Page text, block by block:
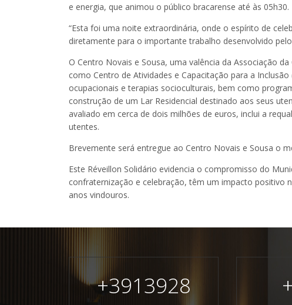
e energia, que animou o público bracarense até às 05h30.
“Esta foi uma noite extraordinária, onde o espírito de
diretamente para o importante trabalho desenvolvido
O Centro Novais e Sousa, uma valência da Associação
como Centro de Atividades e Capacitação para a
ocupacionais e terapias socioculturais, bem como
construção de um Lar Residencial destinado aos seus
avaliado em cerca de dois milhões de euros, inclui a
utentes.
Brevemente será entregue ao Centro Novais e Sousa o
Este Réveillon Solidário evidencia o compromisso do
confraternização e celebração, têm um impacto positivo
anos vindouros.
+3913928 +